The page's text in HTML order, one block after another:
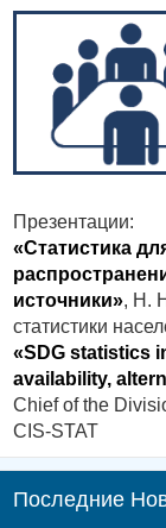
Презентации:
«Статистика
источники», Н.
статистики
«SDG statistics
availability,
Chief of the
CIS-STAT
Последние